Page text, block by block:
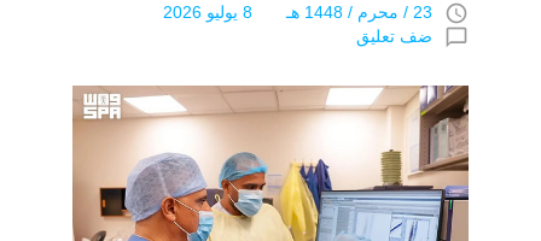
access_time 23 / محرم / 1448 هـ 8 يوليو 2026
chat_bubble_outline ضف تعليق